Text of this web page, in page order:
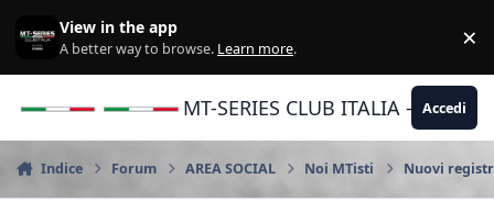
View in the app
A better way to browse. Learn more. ×
MT-SERIES CLUB ITALIA -Accedi
Indice Forum AREA SOCIAL Noi MTisti Nuovi